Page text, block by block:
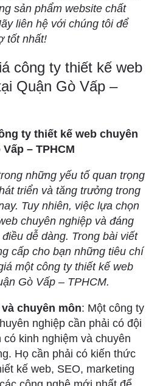
sản phẩm website chất
liên hệ với chúng tôi để
tốt nhất!
công ty thiết kế web
Quận Gò Vấp –
ty thiết kế web chuyên
– TPHCM
những yếu tố quan trọng
triển và tăng trưởng trong
Tuy nhiên, việc lựa chọn
chuyên nghiệp và đáng
dễ dàng. Trong bài viết
cấp cho bạn những tiêu chí
một công ty thiết kế web
Gò Vấp – TPHCM.
chuyên môn: Một công ty
nghiệp cần phải có đội
có kinh nghiệm và chuyên
Họ cần phải có kiến thức
kế web, SEO, marketing